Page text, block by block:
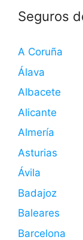
Seguros
A Coruña
Álava
Albacete
Alicante
Almería
Asturias
Ávila
Badajoz
Baleares
Barcelona